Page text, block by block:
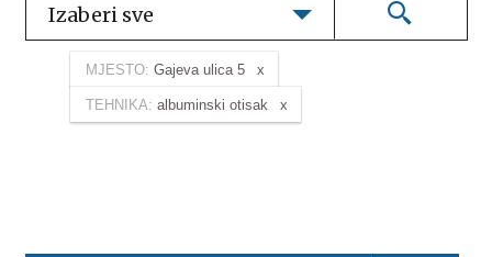
Izaberi sve
MJESTO: Gajeva ulica 5
TEHNIKA: albuminski otisak